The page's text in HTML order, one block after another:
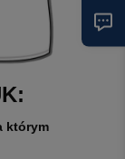
którym